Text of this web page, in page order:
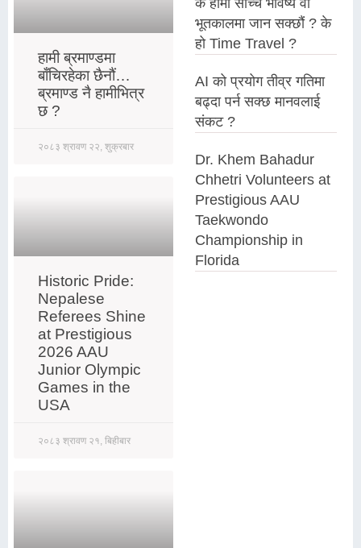
हामी ब्रमाण्डमा
बाँचिरहेका छैनौं…
ब्रमाण्ड नै हामीभित्र
छ ?
२०८३ श्रावण २२, शुक्रबार
Historic Pride:
Nepalese
Referees Shine
at Prestigious
2026 AAU
Junior Olympic
Games in the
USA
२०८३ श्रावण २१, बिहीबार
के हामी साँच्चै भविष्य वा
भूतकालमा जान सक्छौं ? के
हो Time Travel ?
AI को प्रयोग तीव्र गतिमा
बढ्दा पर्न सक्छ मानवलाई
संकट ?
Dr. Khem Bahadur
Chhetri Volunteers at
Prestigious AAU
Taekwondo
Championship in
Florida